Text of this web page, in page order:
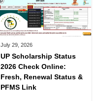
July 29, 2026
UP Scholarship Status
2026 Check Online:
Fresh, Renewal Status &
PFMS Link